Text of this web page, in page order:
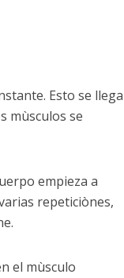
Esto se llega
mùsculos se
empieza a
repeticiònes,
el mùsculo